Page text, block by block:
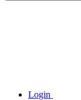
Login